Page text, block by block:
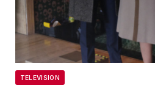
TELEVISION